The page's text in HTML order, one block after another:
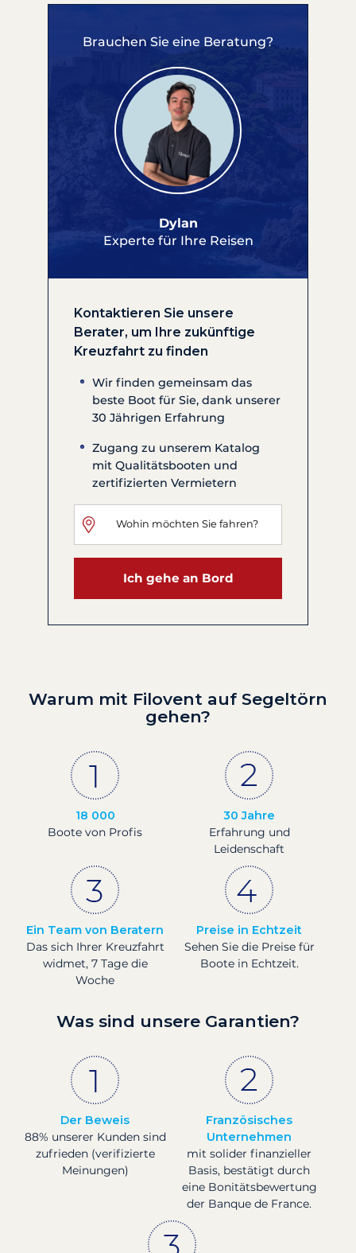
Brauchen Sie eine Beratung?
Dylan
Experte für Ihre Reisen
Kontaktieren Sie unsere
Berater, um Ihre zukünftige
Kreuzfahrt zu finden
Wir finden gemeinsam das
beste Boot für Sie, dank unserer
30 Jährigen Erfahrung
Zugang zu unserem Katalog
mit Qualitätsbooten und
zertifizierten Vermietern
Ich gehe an Bord
Warum mit Filovent auf Segeltörn
gehen?
18 000
Boote von Profis
30 Jahre
Erfahrung und
Leidenschaft
Ein Team von Beratern
Das sich Ihrer Kreuzfahrt
widmet, 7 Tage die
Woche
Preise in Echtzeit
Sehen Sie die Preise für
Boote in Echtzeit.
Was sind unsere Garantien?
Der Beweis
88% unserer Kunden sind
zufrieden (verifizierte
Meinungen)
Französisches
Unternehmen
mit solider finanzieller
Basis, bestätigt durch
eine Bonitätsbewertung
der Banque de France.